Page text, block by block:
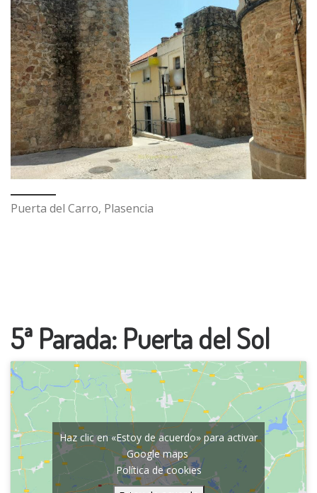
Puerta del Carro, Plasencia
5ª Parada: Puerta del Sol
Haz clic en «Estoy de acuerdo» para activar
Google maps
Política de cookies